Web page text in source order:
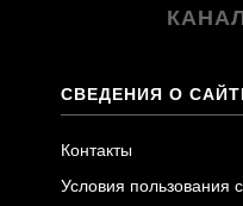
СВЕДЕНИЯ О
Контакты
Условия пользования